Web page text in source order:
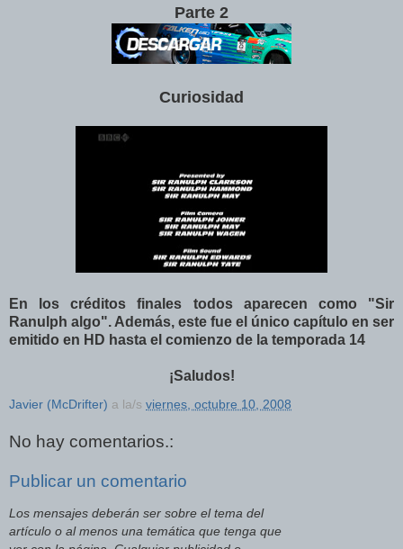
Parte 2
Curiosidad
En los créditos finales todos aparecen como "Sir
Ranulph algo". Además, este fue el único capítulo en ser
emitido en HD hasta el comienzo de la temporada 14
¡Saludos!
Javier (McDrifter) a la/s viernes, octubre 10, 2008
No hay comentarios.:
Publicar un comentario
Los mensajes deberán ser sobre el tema del
artículo o al menos una temática que tenga que